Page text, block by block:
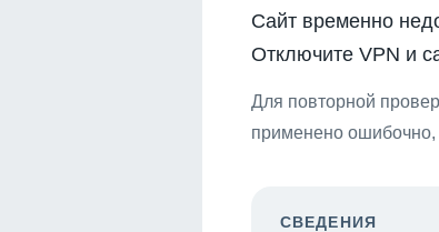
Сайт временно
Отключите VPN и
Для повторной
применено ошибочно,
СВЕДЕНИЯ